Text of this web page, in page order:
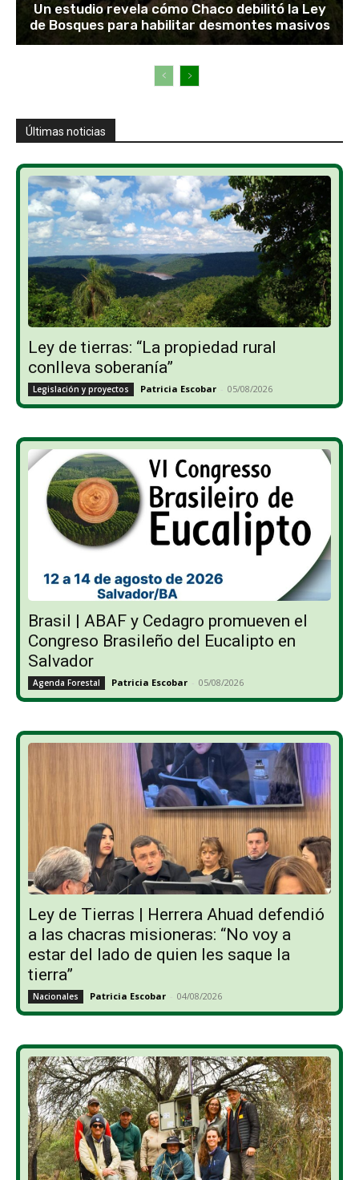
Un estudio revela cómo Chaco debilitó la Ley
de Bosques para habilitar desmontes masivos
Últimas noticias
Ley de tierras: “La propiedad rural
conlleva soberanía”
Legislación y proyectos Patricia Escobar - 05/08/2026
Brasil | ABAF y Cedagro promueven el
Congreso Brasileño del Eucalipto en
Salvador
Agenda Forestal Patricia Escobar - 05/08/2026
Ley de Tierras | Herrera Ahuad defendió
a las chacras misioneras: “No voy a
estar del lado de quien les saque la
tierra”
Nacionales Patricia Escobar - 04/08/2026